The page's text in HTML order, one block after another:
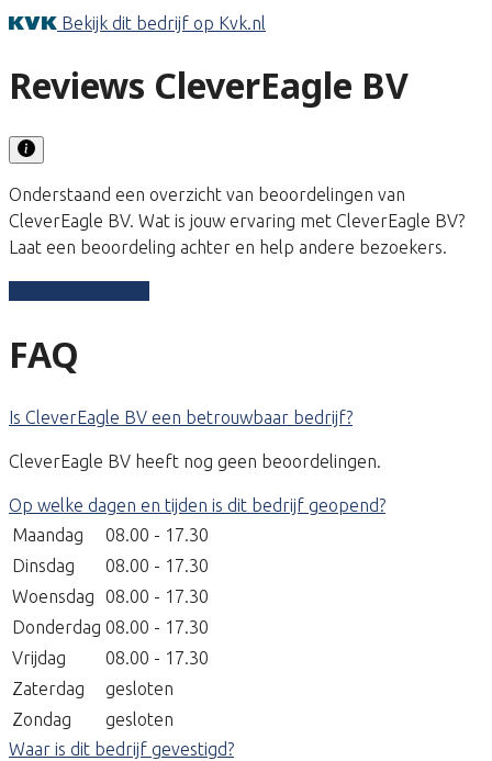
Bekijk dit bedrijf op Kvk.nl
Reviews CleverEagle BV
Onderstaand een overzicht van beoordelingen van
CleverEagle BV. Wat is jouw ervaring met CleverEagle BV?
Laat een beoordeling achter en help andere bezoekers.
FAQ
Is CleverEagle BV een betrouwbaar bedrijf?
CleverEagle BV heeft nog geen beoordelingen.
Op welke dagen en tijden is dit bedrijf geopend?
Maandag
08.00 - 17.30
Dinsdag
08.00 - 17.30
Woensdag
08.00 - 17.30
Donderdag 08.00 - 17.30
Vrijdag
08.00 - 17.30
Zaterdag
gesloten
Zondag
gesloten
Waar is dit bedrijf gevestigd?